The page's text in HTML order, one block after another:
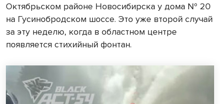
Октябрьском районе Новосибирска у дома № 20
на Гусинобродском шоссе. Это уже второй случай
за эту неделю, когда в областном центре
появляется стихийный фонтан.